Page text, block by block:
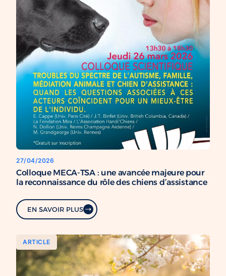
27/04/2026
Colloque MECA-TSA : une avancée majeure pour
la reconnaissance du rôle des chiens d’assistance
EN SAVOIR PLUS
ARTICLE